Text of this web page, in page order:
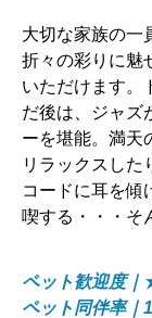
大切な家族の一
折々の彩りに魅
いただけます。
だ後は、ジャズ
ーを堪能。満天
リラックスした
コードに耳を傾
喫する・・・そ
ペット歓迎
ペット同伴率｜